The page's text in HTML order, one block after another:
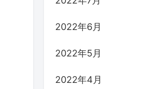
2022年6月
2022年5月
2022年4月